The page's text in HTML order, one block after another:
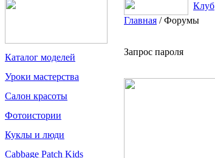
Каталог моделей
Уроки мастерства
Салон красоты
Фотоистории
Куклы и люди
Cabbage Patch Kids
Клуб
Главная /Форумы
Запрос пароля